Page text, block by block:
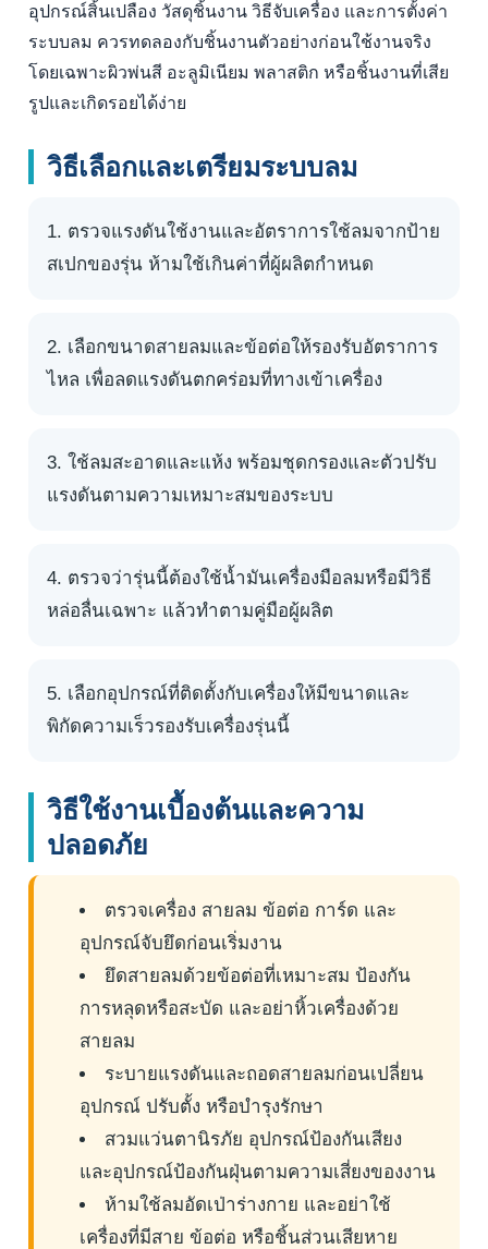
อุปกรณ์สิ้นเปลือง วัสดุชิ้นงาน วิธีจับเครื่อง และการตั้งค่า
ระบบลม ควรทดลองกับชิ้นงานตัวอย่างก่อนใช้งานจริง
โดยเฉพาะผิวพ่นสี อะลูมิเนียม พลาสติก หรือชิ้นงานที่เสีย
รูปและเกิดรอยได้ง่าย
วิธีเลือกและเตรียมระบบลม
ตรวจแรงดันใช้งานและอัตราการใช้ลมจากป้าย
สเปกของรุ่น ห้ามใช้เกินค่าที่ผู้ผลิตกำหนด
เลือกขนาดสายลมและข้อต่อให้รองรับอัตราการ
ไหล เพื่อลดแรงดันตกคร่อมที่ทางเข้าเครื่อง
ใช้ลมสะอาดและแห้ง พร้อมชุดกรองและตัวปรับ
แรงดันตามความเหมาะสมของระบบ
ตรวจว่ารุ่นนี้ต้องใช้น้ำมันเครื่องมือลมหรือมีวิธี
หล่อลื่นเฉพาะ แล้วทำตามคู่มือผู้ผลิต
เลือกอุปกรณ์ที่ติดตั้งกับเครื่องให้มีขนาดและ
พิกัดความเร็วรองรับเครื่องรุ่นนี้
วิธีใช้งานเบื้องต้นและความ
ปลอดภัย
ตรวจเครื่อง สายลม ข้อต่อ การ์ด และ
อุปกรณ์จับยึดก่อนเริ่มงาน
ยึดสายลมด้วยข้อต่อที่เหมาะสม ป้องกัน
การหลุดหรือสะบัด และอย่าหิ้วเครื่องด้วย
สายลม
ระบายแรงดันและถอดสายลมก่อนเปลี่ยน
อุปกรณ์ ปรับตั้ง หรือบำรุงรักษา
สวมแว่นตานิรภัย อุปกรณ์ป้องกันเสียง
และอุปกรณ์ป้องกันฝุ่นตามความเสี่ยงของงาน
ห้ามใช้ลมอัดเป่าร่างกาย และอย่าใช้
เครื่องที่มีสาย ข้อต่อ หรือชิ้นส่วนเสียหาย